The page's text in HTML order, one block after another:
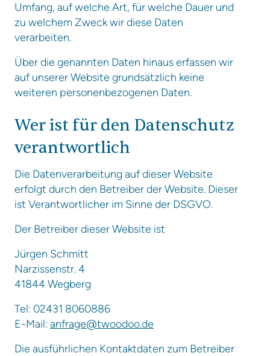
Umfang, auf welche Art, für welche Dauer und
zu welchem Zweck wir diese Daten
verarbeiten.
Über die genannten Daten hinaus erfassen wir
auf unserer Website grundsätzlich keine
weiteren personenbezogenen Daten.
Wer ist für den Datenschutz
verantwortlich
Die Datenverarbeitung auf dieser Website
erfolgt durch den Betreiber der Website. Dieser
ist Verantwortlicher im Sinne der DSGVO.
Der Betreiber dieser Website ist
Jürgen Schmitt
Narzissenstr. 4
41844 Wegberg
Tel: 02431 8060886
E-Mail: anfrage@twoodoo.de
Die ausführlichen Kontaktdaten zum Betreiber